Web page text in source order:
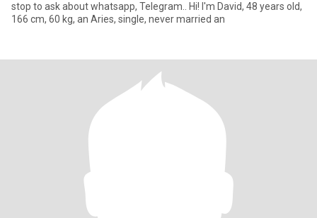
stop to ask about whatsapp, Telegram.. Hi! I'm David, 48 years old,
166 cm, 60 kg, an Aries, single, never married an